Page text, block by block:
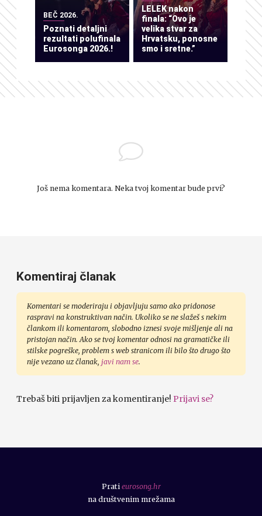
BEČ 2026.
Poznati detaljni
rezultati polufinala
Eurosonga 2026.!
LELEK nakon
finala: “Ovo je
velika stvar za
Hrvatsku, ponosne
smo i sretne.”
Još nema komentara. Neka tvoj komentar bude prvi?
Komentiraj članak
Komentari se moderiraju i objavljuju samo ako pridonose
raspravi na konstruktivan način. Ukoliko se ne slažeš s nekim
člankom ili komentarom, slobodno iznesi svoje mišljenje ali na
pristojan način. Ako se tvoj komentar odnosi na gramatičke ili
stilske pogreške, problem s web stranicom ili bilo što drugo što
nije vezano uz članak, javi nam se.
Trebaš biti prijavljen za komentiranje! Prijavi se?
Prati eurosong.hr
na društvenim mrežama